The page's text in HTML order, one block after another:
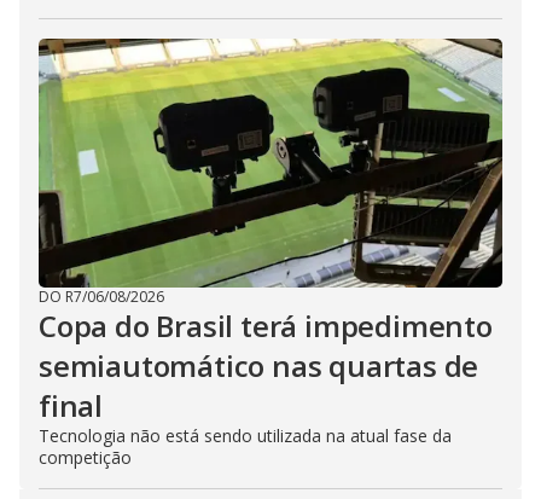
DO R7/06/08/2026
Copa do Brasil terá impedimento
semiautomático nas quartas de
final
Tecnologia não está sendo utilizada na atual fase da
competição